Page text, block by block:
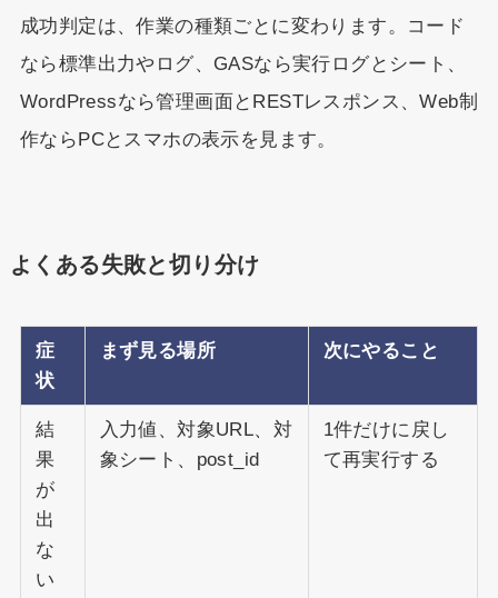
成功判定は、作業の種類ごとに変わります。コード
なら標準出力やログ、GASなら実行ログとシート、
WordPressなら管理画面とRESTレスポンス、Web制
作ならPCとスマホの表示を見ます。
よくある失敗と切り分け
症
状
まず見る場所 次にやること
結
果
が
出
な
い
入力値、対象URL、対
象シート、post_id
1件だけに戻し
て再実行する